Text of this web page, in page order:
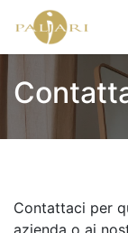
Contattaci per
azienda o ai